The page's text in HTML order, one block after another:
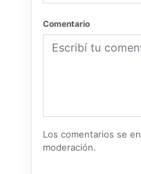
Comentario
Los comentarios se
moderación.